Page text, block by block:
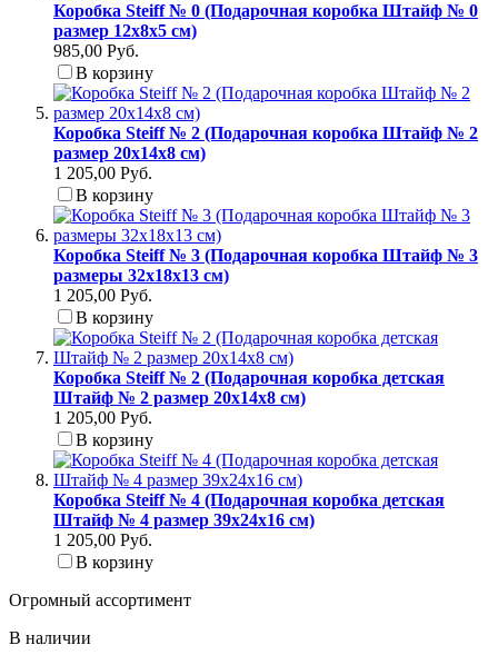
Коробка Steiff № 0 (Подарочная коробка Штайф № 0
размер 12x8x5 см)
985,00 Руб.
В корзину
Коробка Steiff № 2 (Подарочная коробка Штайф № 2
размер 20x14x8 см)
1 205,00 Руб.
В корзину
Коробка Steiff № 3 (Подарочная коробка Штайф № 3
размеры 32x18x13 см)
1 205,00 Руб.
В корзину
Коробка Steiff № 2 (Подарочная коробка детская
Штайф № 2 размер 20x14x8 см)
1 205,00 Руб.
В корзину
Коробка Steiff № 4 (Подарочная коробка детская
Штайф № 4 размер 39x24x16 см)
1 205,00 Руб.
В корзину
Огромный ассортимент
В наличии